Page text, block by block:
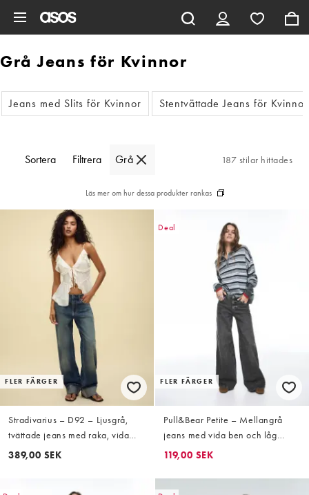
Grå Jeans för Kvinnor
Jeans med Slits för Kvinnor Stentvättade Jeans för Kvinnor
Sortera Filtrera Grå 187 stilar hittades
Läs mer om hur dessa produkter rankas
FLER FÄRGER
Stradivarius – D92 – Ljusgrå,
tvättade jeans med raka, vida
ben
389,00 SEK
Deal
FLER FÄRGER
Pull&Bear Petite – Mellangrå
jeans med vida ben och låg
midja
119,00 SEK